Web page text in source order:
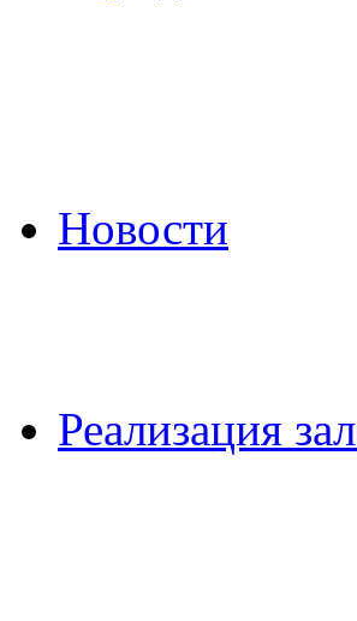
Новости
Реализация